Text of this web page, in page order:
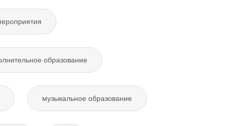
образование
музыкальное образование